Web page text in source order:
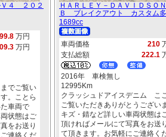
Ｖ４ ２０２
万円
万円
でご覧い
。ことら
車両で
状態はご
をお送り
連絡くだ
ＨＡＲＬＥＹ－ＤＡＶＩＤＳＯ
Ｂ ブレイクアウト カスタム
1689cc
車両価格 210
支払総額
222.1
2016年 車検無し
12995Km
クラッシュドアイスデニム こ
ご覧いただきありがとうござい
キズ・錆など詳しい車両状態は
頂ければメールにて写真をお送
て頂きます。お気軽にご連絡く